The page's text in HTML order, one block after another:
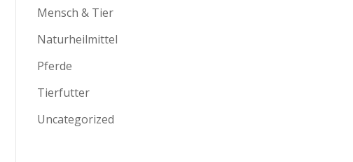
Mensch & Tier
Naturheilmittel
Pferde
Tierfutter
Uncategorized